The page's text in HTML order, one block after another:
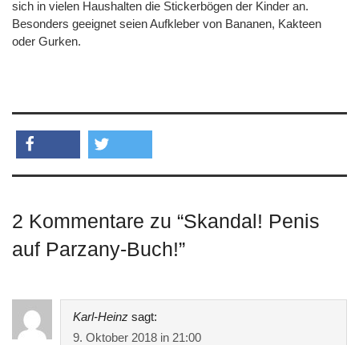
sich in vielen Haushalten die Stickerbögen der Kinder an.
Besonders geeignet seien Aufkleber von Bananen, Kakteen
oder Gurken.
teilen twittern
2 Kommentare zu “Skandal! Penis
auf Parzany-Buch!”
Karl-Heinz sagt:
9. Oktober 2018 in 21:00